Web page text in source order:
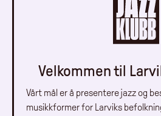
Velkommen til
Vårt mål er å presentere jazz og
musikkformer for Larviks